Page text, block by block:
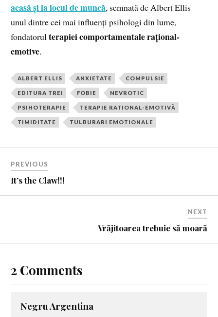
acasă și la locul de muncă, semnată de Albert Ellis
unul dintre cei mai influenți psihologi din lume,
fondatorulterapiei comportamentale rațional-
emotive.
ALBERT ELLIS ANXIETATE COMPULSIE
EDITURA TREI FOBIE NEVROTIC
PSIHOTERAPIE TERAPIE RATIONAL-EMOTIVĂ
TIMIDITATE TULBURARI EMOTIONALE
PREVIOUS
It’s the Claw!!!
NEXT
Vrăjitoarea trebuie să moară
2 Comments
Negru Argentina